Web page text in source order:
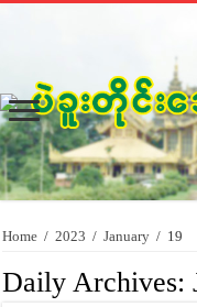
Home / 2023 / January / 19
Daily Archives: